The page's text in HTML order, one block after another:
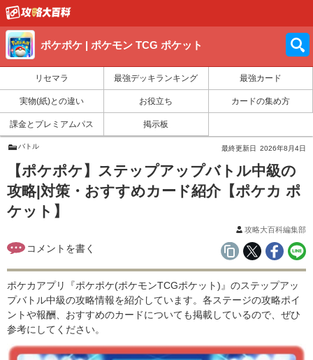
ポケポケ | ポケモン TCG ポケット
リセマラ 最強デッキランキング 最強カード
実物(紙)との違い お役立ち カードの集め方
課金とプレミアムパス 掲示板
バトル 最終更新日 2026年8月4日
【ポケポケ】ステップアップバトル中級の
攻略|対策・おすすめカード紹介【ポケカ ポ
ケット】
攻略大百科編集部
ポケカアプリ『ポケポケ(ポケモンTCGポケット)』のステップアッ
プバトル中級の攻略情報を紹介しています。各ステージの攻略ポイ
ントや報酬、おすすめのカードについても掲載しているので、ぜひ
参考にしてください。